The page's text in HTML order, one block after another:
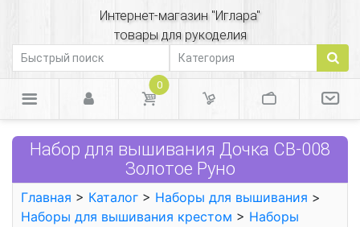
Интернет-магазин "Иглара"
товары для рукоделия
0
Набор для вышивания Дочка СВ-008
Золотое Руно
Главная > Каталог > Наборы для вышивания >
Наборы для вышивания крестом > Наборы